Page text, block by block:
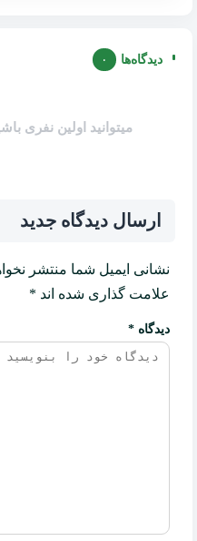
دیدگاه‌ها ۰
میتوانید اولین نفری
ارسال دیدگاه جدید
نشانی ایمیل شما منتشر
علامت گذاری شده اند *
دیدگاه *